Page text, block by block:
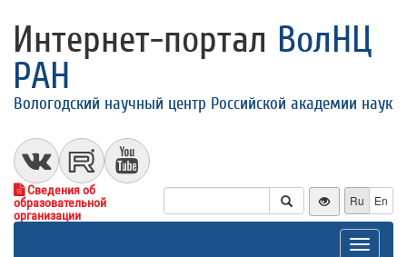
Интернет-портал ВолНЦ
РАН
Вологодский научный центр Российской академии наук
Сведения об
образовательной
организации
Ru En
Toggle